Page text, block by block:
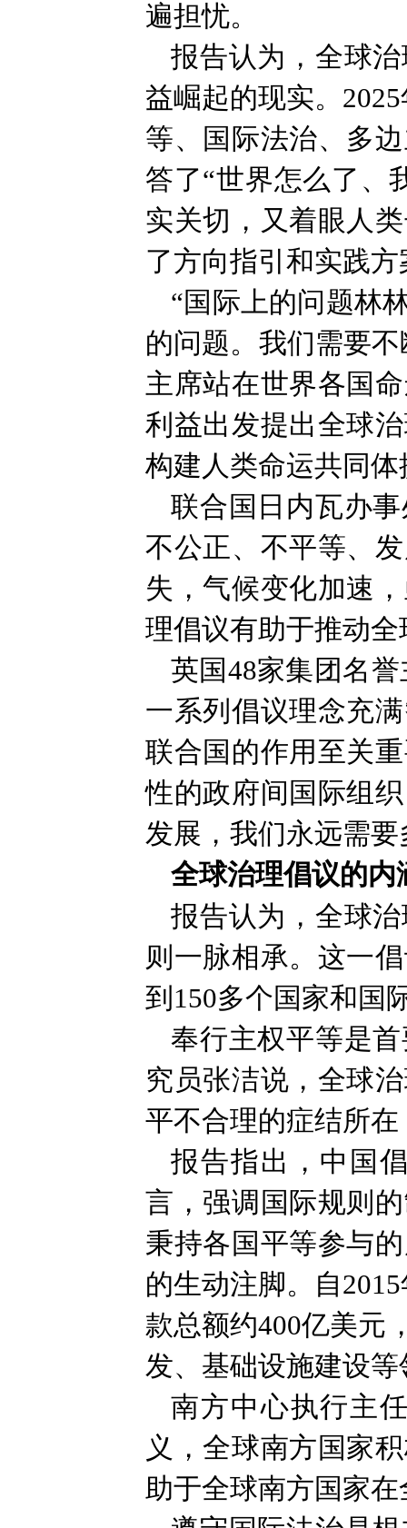
遍担忧。
报告认为，全球
益崛起的现实。
等、国际法治、多
答了“世界怎么了、
实关切，又着眼人
了方向指引和实践方
“国际上的问题林
的问题。我们需要
主席站在世界各国
利益出发提出全球
构建人类命运共同
联合国日内瓦办
不公正、不平等、
失，气候变化加速
理倡议有助于推动
英国48家集团名
一系列倡议理念充
联合国的作用至关
性的政府间国际组
发展，我们永远需
全球治理倡议的内
报告认为，全球
则一脉相承。这一
到150多个国家和国
奉行主权平等是
究员张洁说，全球
平不合理的症结所
报告指出，中国
言，强调国际规则
秉持各国平等参与
的生动注脚。自
款总额约400亿美元
发、基础设施建设
南方中心执行主
义，全球南方国家
助于全球南方国家